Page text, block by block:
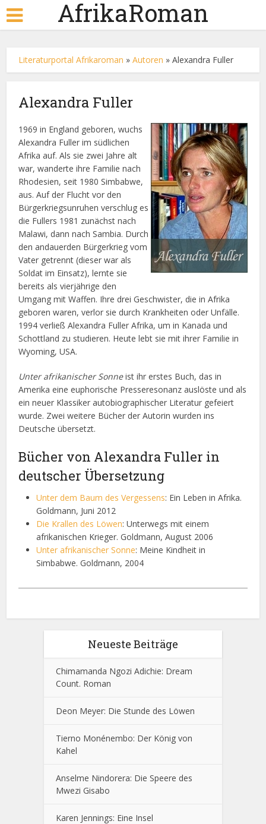
AfrikaRoman
Literaturportal Afrikaroman »Autoren »Alexandra Fuller
Alexandra Fuller
1969 in England geboren, wuchs
Alexandra Fuller im südlichen
Afrika auf. Als sie zwei Jahre alt
war, wanderte ihre Familie nach
Rhodesien, seit 1980 Simbabwe,
aus. Auf der Flucht vor den
Bürgerkriegsunruhen verschlug es
die Fullers 1981 zunächst nach
Malawi, dann nach Sambia. Durch
den andauerden Bürgerkrieg vom
Vater getrennt (dieser war als
Soldat im Einsatz), lernte sie
bereits als vierjährige den
Umgang mit Waffen. Ihre drei Geschwister, die in Afrika
geboren waren, verlor sie durch Krankheiten oder Unfälle.
1994 verließ Alexandra Fuller Afrika, um in Kanada und
Schottland zu studieren. Heute lebt sie mit ihrer Familie in
Wyoming, USA.
Unter afrikanischer Sonneist ihr erstes Buch, das in
Amerika eine euphorische Presseresonanz auslöste und als
ein neuer Klassiker autobiographischer Literatur gefeiert
wurde. Zwei weitere Bücher der Autorin wurden ins
Deutsche übersetzt.
Bücher von Alexandra Fuller in
deutscher Übersetzung
Unter dem Baum des Vergessens: Ein Leben in Afrika.
Goldmann, Juni 2012
Die Krallen des Löwen: Unterwegs mit einem
afrikanischen Krieger. Goldmann, August 2006
Unter afrikanischer Sonne: Meine Kindheit in
Simbabwe. Goldmann, 2004
Neueste Beiträge
Chimamanda Ngozi Adichie: Dream
Count. Roman
Deon Meyer: Die Stunde des Löwen
Tierno Monénembo: Der König von
Kahel
Anselme Nindorera: Die Speere des
Mwezi Gisabo
Karen Jennings: Eine Insel